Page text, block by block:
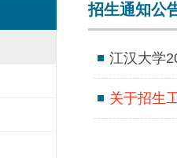
招生通知公
江汉大学
关于招生